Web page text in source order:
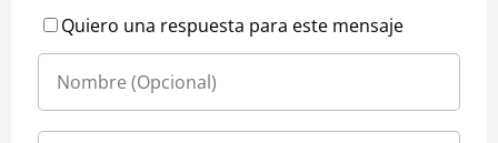
Quiero una respuesta para este mensaje